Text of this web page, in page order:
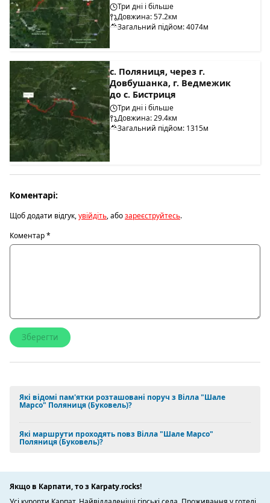
Три дні і більше
Довжина: 57.2км
Загальний підйом: 4074м
с. Поляниця, через г.
Довбушанка, г. Ведмежик
до с. Бистриця
Три дні і більше
Довжина: 29.4км
Загальний підйом: 1315м
Коментарі:
Щоб додати відгук,увійдіть, абозареєструйтесь.
Коментар*
Які відомі пам'ятки розташовані поруч з Вілла "Шале
Марсо" Поляниця (Буковель)?
Які маршрути проходять повз Вілла "Шале Марсо"
Поляниця (Буковель)?
Якщо в Карпати, то з Karpaty.rocks!